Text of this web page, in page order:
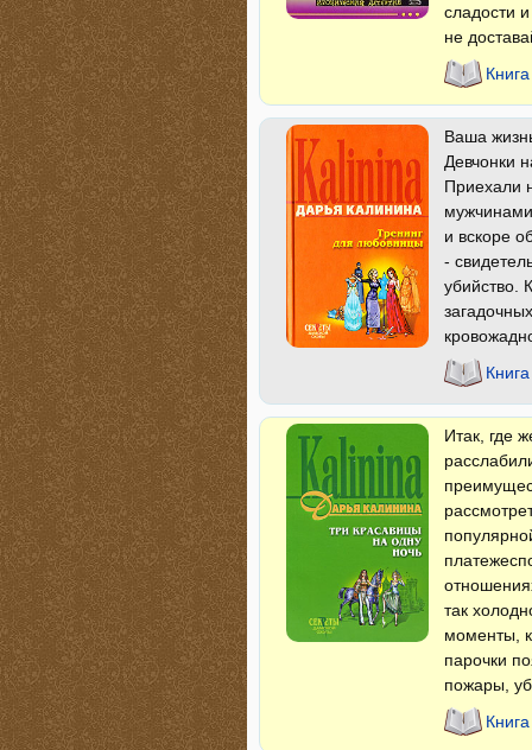
сладости
не
Ваша
Девчонки
Приехали
и вскоре
-
убийство.
Итак, где
так
моменты,
парочки
пожары,